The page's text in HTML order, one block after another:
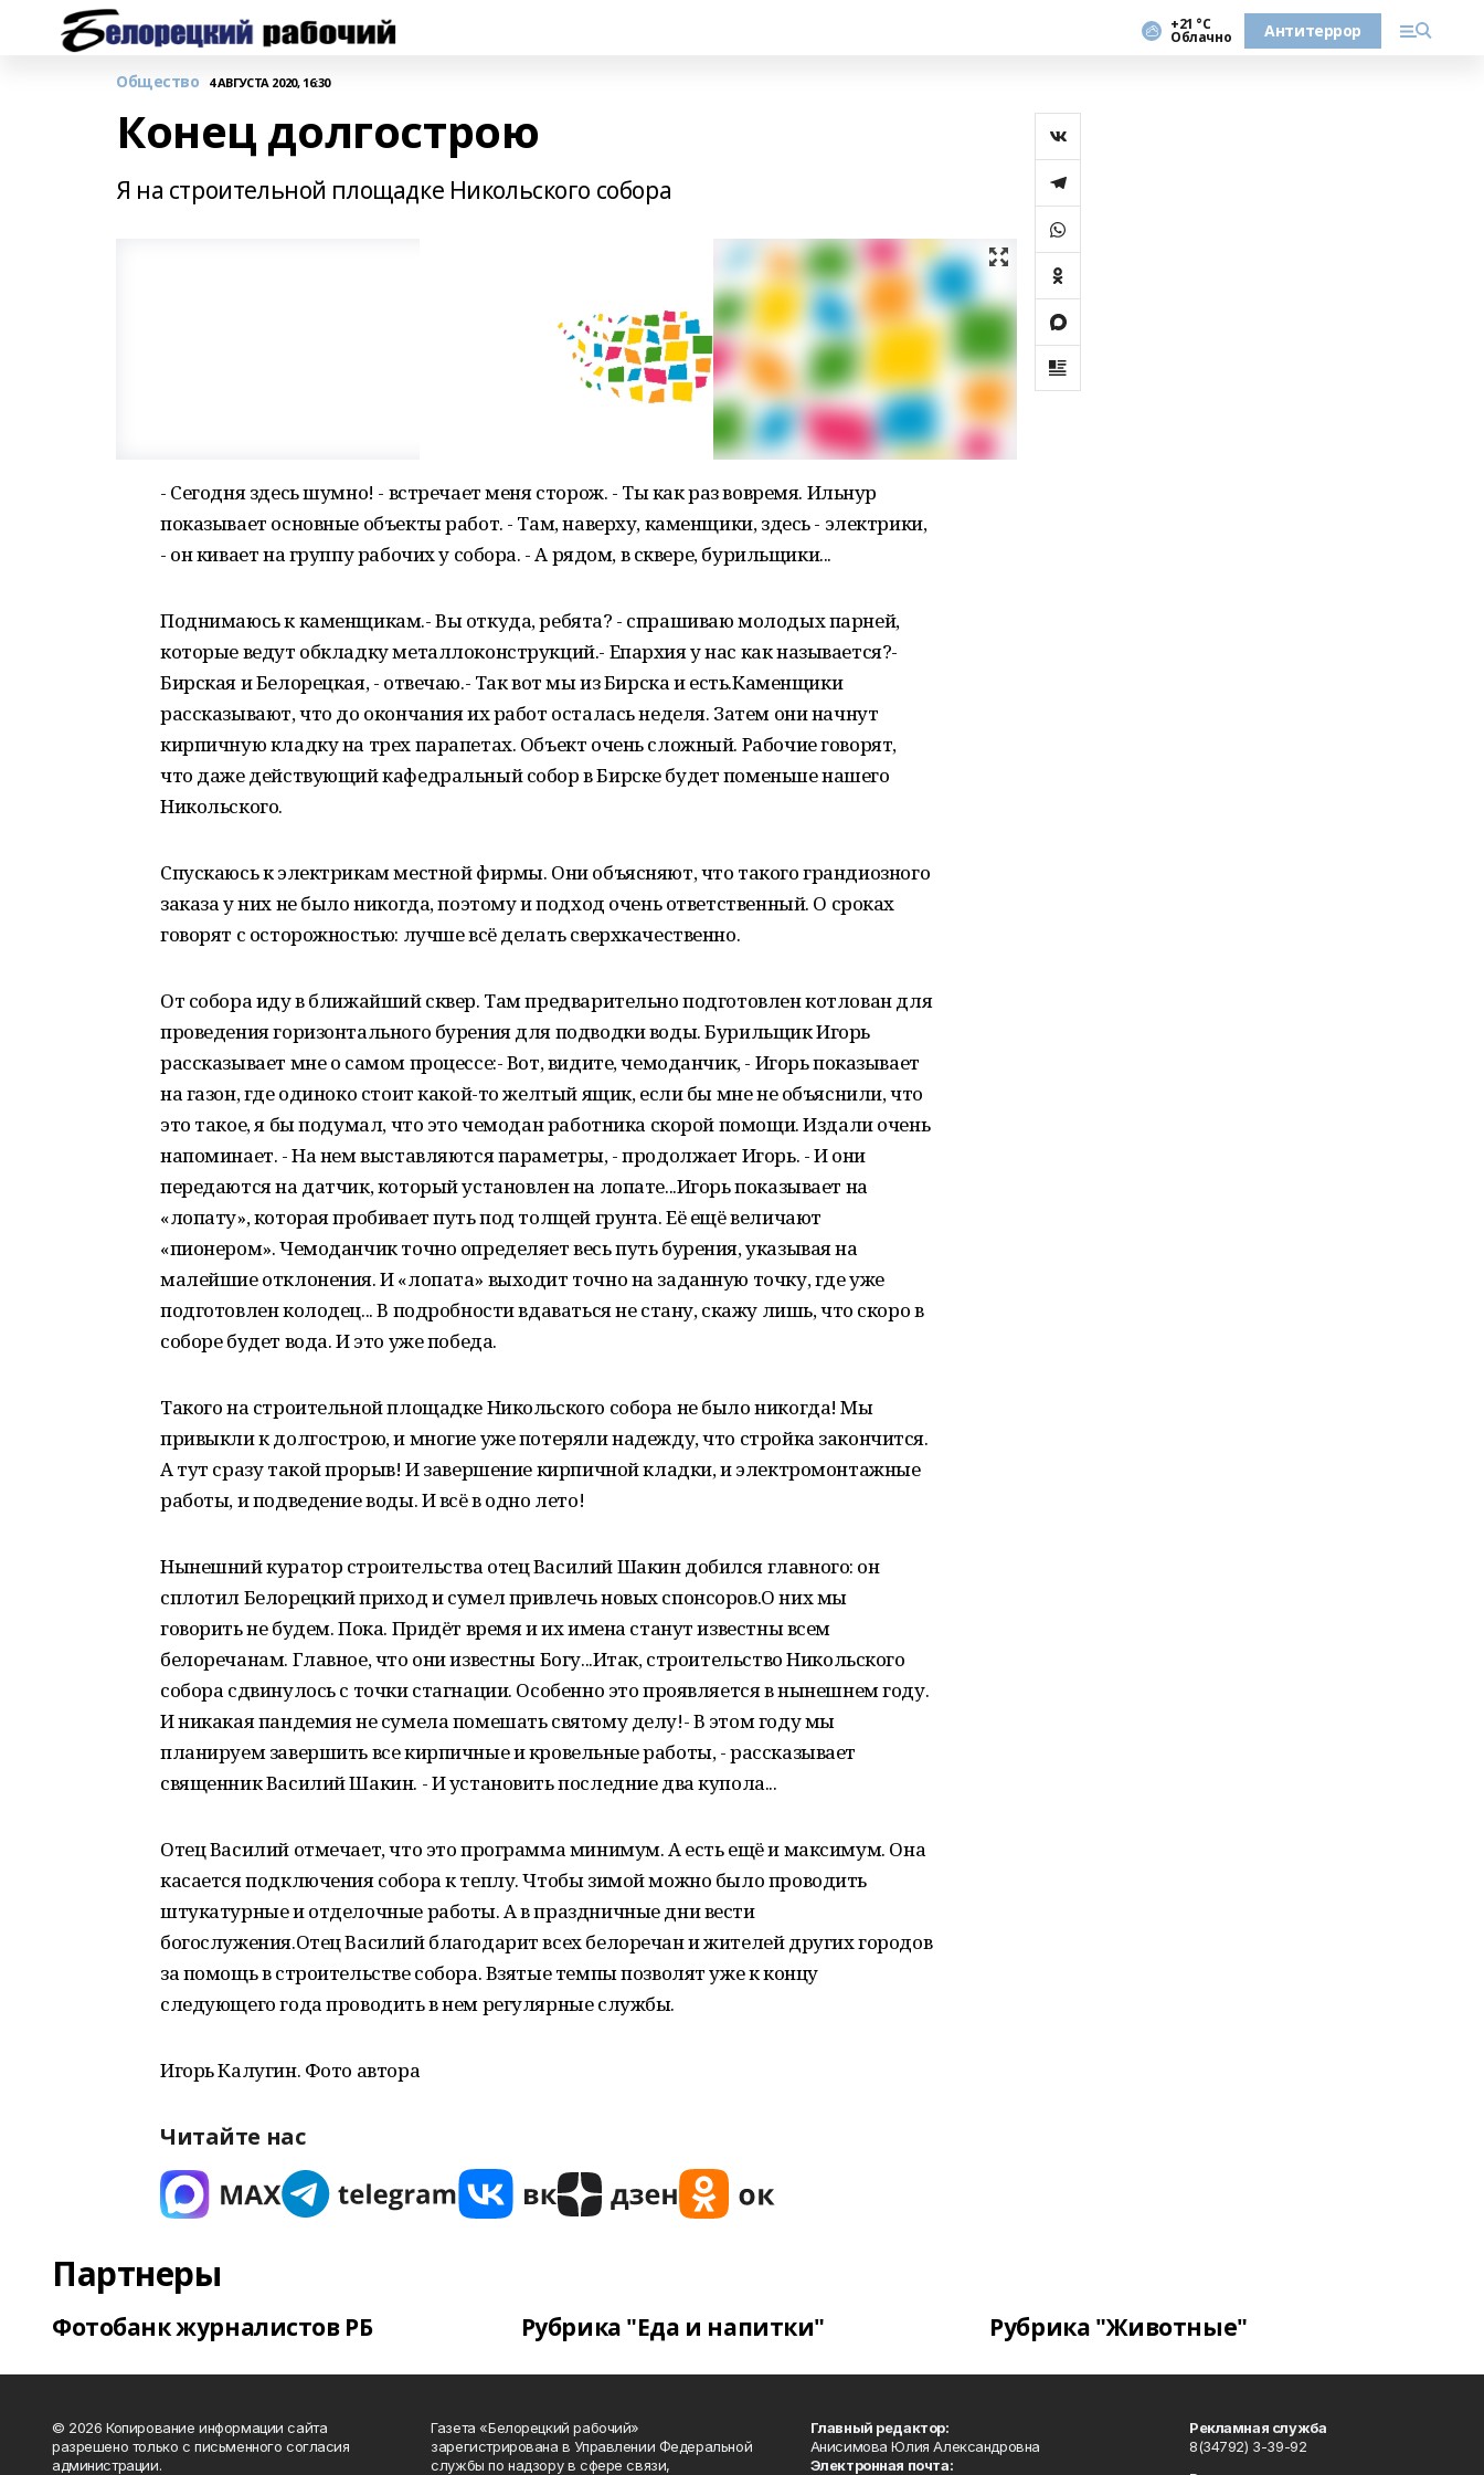
+21 °С
Облачно Антитеррор
Общество 4 АВГУСТА 2020, 16:30
Конец долгострою
Я на строительной площадке Никольского собора
- Сегодня здесь шумно! - встречает меня сторож. - Ты как раз вовремя. Ильнур
показывает основные объекты работ. - Там, наверху, каменщики, здесь - электрики,
- он кивает на группу рабочих у собора. - А рядом, в сквере, бурильщики...
Поднимаюсь к каменщикам.- Вы откуда, ребята? - спрашиваю молодых парней,
которые ведут обкладку металлоконструкций.- Епархия у нас как называется?-
Бирская и Белорецкая, - отвечаю.- Так вот мы из Бирска и есть.Каменщики
рассказывают, что до окончания их работ осталась неделя. Затем они начнут
кирпичную кладку на трех парапетах. Объект очень сложный. Рабочие говорят,
что даже действующий кафедральный собор в Бирске будет поменьше нашего
Никольского.
Спускаюсь к электрикам местной фирмы. Они объясняют, что такого грандиозного
заказа у них не было никогда, поэтому и подход очень ответственный. О сроках
говорят с осторожностью: лучше всё делать сверхкачественно.
От собора иду в ближайший сквер. Там предварительно подготовлен котлован для
проведения горизонтального бурения для подводки воды. Бурильщик Игорь
рассказывает мне о самом процессе:- Вот, видите, чемоданчик, - Игорь показывает
на газон, где одиноко стоит какой-то желтый ящик, если бы мне не объяснили, что
это такое, я бы подумал, что это чемодан работника скорой помощи. Издали очень
напоминает. - На нем выставляются параметры, - продолжает Игорь. - И они
передаются на датчик, который установлен на лопате...Игорь показывает на
«лопату», которая пробивает путь под толщей грунта. Её ещё величают
«пионером». Чемоданчик точно определяет весь путь бурения, указывая на
малейшие отклонения. И «лопата» выходит точно на заданную точку, где уже
подготовлен колодец... В подробности вдаваться не стану, скажу лишь, что скоро в
соборе будет вода. И это уже победа.
Такого на строительной площадке Никольского собора не было никогда! Мы
привыкли к долгострою, и многие уже потеряли надежду, что стройка закончится.
А тут сразу такой прорыв! И завершение кирпичной кладки, и электромонтажные
работы, и подведение воды. И всё в одно лето!
Нынешний куратор строительства отец Василий Шакин добился главного: он
сплотил Белорецкий приход и сумел привлечь новых спонсоров.О них мы
говорить не будем. Пока. Придёт время и их имена станут известны всем
белоречанам. Главное, что они известны Богу...Итак, строительство Никольского
собора сдвинулось с точки стагнации. Особенно это проявляется в нынешнем году.
И никакая пандемия не сумела помешать святому делу!- В этом году мы
планируем завершить все кирпичные и кровельные работы, - рассказывает
священник Василий Шакин. - И установить последние два купола...
Отец Василий отмечает, что это программа минимум. А есть ещё и максимум. Она
касается подключения собора к теплу. Чтобы зимой можно было проводить
штукатурные и отделочные работы. А в праздничные дни вести
богослужения.Отец Василий благодарит всех белоречан и жителей других городов
за помощь в строительстве собора. Взятые темпы позволят уже к концу
следующего года проводить в нем регулярные службы.
Игорь Калугин. Фото автора
Читайте нас
Партнеры
Фотобанк журналистов РБ Рубрика "Еда и напитки" Рубрика "Животные"
© 2026 Копирование информации сайта
разрешено только с письменного согласия
администрации.
Газета «Белорецкий рабочий»
зарегистрирована в Управлении Федеральной
службы по надзору в сфере связи,
Главный редактор:
Анисимова Юлия Александровна
Электронная почта:
Рекламная служба
8(34792) 3-39-92